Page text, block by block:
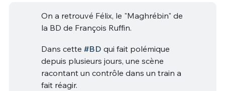
On a retrouvé Félix, le "Maghrébin" de
la BD de François Ruffin.
Dans cette #BD qui fait polémique
depuis plusieurs jours, une scène
racontant un contrôle dans un train a
fait réagir.